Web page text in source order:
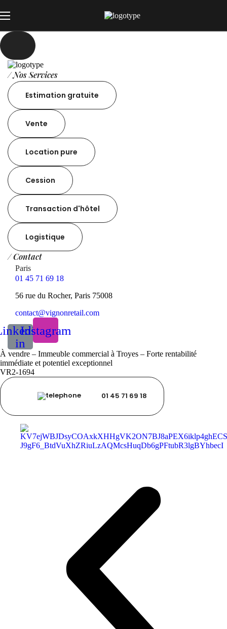
/ Nos Services
Estimation gratuite
Vente
Location pure
Cession
Transaction d'hôtel
Logistique
/ Contact
Paris
01 45 71 69 18
56 rue du Rocher, Paris 75008
contact@vignonretail.com
in
Instagram
À vendre – Immeuble commercial à Troyes – Forte rentabilité
immédiate et potentiel exceptionnel
VR2-1694
01 45 71 69 18